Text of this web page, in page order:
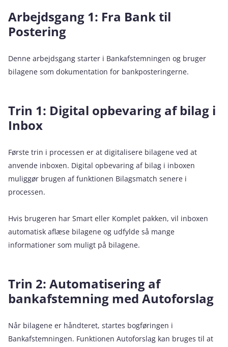
Arbejdsgang 1: Fra Bank til
Postering
Denne arbejdsgang starter i Bankafstemningen og bruger
bilagene som dokumentation for bankposteringerne.
Trin 1: Digital opbevaring af bilag i
Inbox
Første trin i processen er at digitalisere bilagene ved at
anvende inboxen. Digital opbevaring af bilag i inboxen
muliggør brugen af funktionen Bilagsmatch senere i
processen.
Hvis brugeren har Smart eller Komplet pakken, vil inboxen
automatisk aflæse bilagene og udfylde så mange
informationer som muligt på bilagene.
Trin 2: Automatisering af
bankafstemning med Autoforslag
Når bilagene er håndteret, startes bogføringen i
Bankafstemningen. Funktionen Autoforslag kan bruges til at